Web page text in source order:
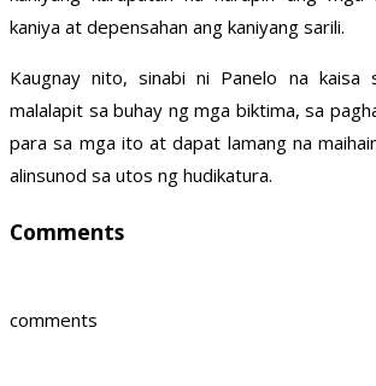
kaniya at depensahan ang kaniyang sarili.
Kaugnay nito, sinabi ni Panelo na kaisa
malalapit sa buhay ng mga biktima, sa
para sa mga ito at dapat lamang na
alinsunod sa utos ng hudikatura.
Comments
comments